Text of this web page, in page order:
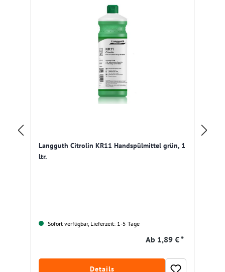
Langguth Citrolin KR11 Handspülmittel grün, 1
ltr.
Sofort verfügbar, Lieferzeit: 1-5 Tage
Ab 1,89 € *
Details